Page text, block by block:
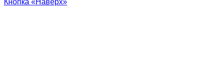
Кнопка «Наверх»